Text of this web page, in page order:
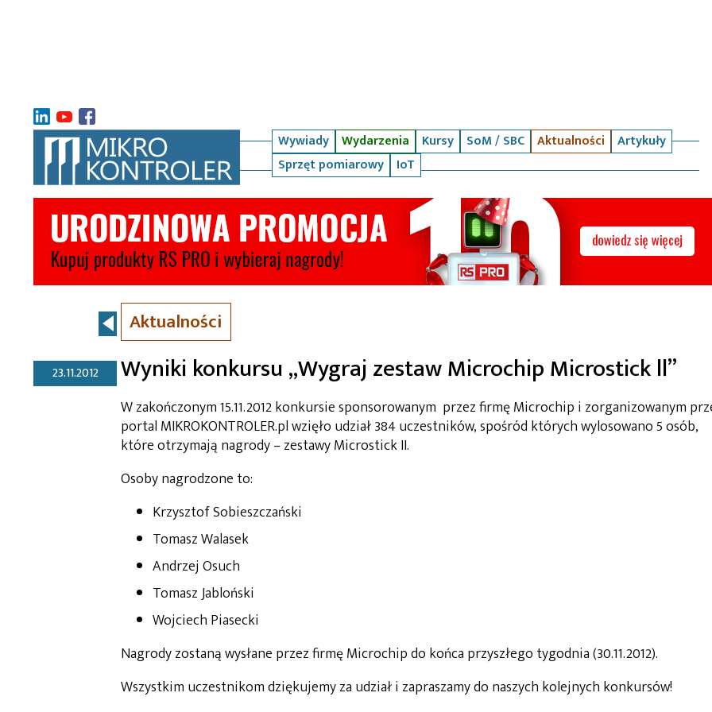
Wywiady Wydarzenia Kursy SoM / SBC Aktualności
Artykuły
Sprzęt pomiarowy
IoT
Aktualności
23.11.2012 Wyniki konkursu „Wygraj zestaw Microchip Microstick ll”
W zakończonym 15.11.2012 konkursie sponsorowanym przez firmę Microchip i zorganizowanym
portal MIKROKONTROLER.pl wzięło udział 384 uczestników, spośród których wylosowano 5 osób,
które otrzymają nagrody – zestawy Microstick II.
Osoby nagrodzone to:
Krzysztof Sobieszczański
Tomasz Walasek
Andrzej Osuch
Tomasz Jabloński
Wojciech Piasecki
Nagrody zostaną wysłane przez firmę Microchip do końca przyszłego tygodnia (30.11.2012).
Wszystkim uczestnikom dziękujemy za udział i zapraszamy do naszych kolejnych konkursów!